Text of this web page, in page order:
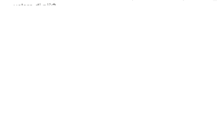
volere di più?